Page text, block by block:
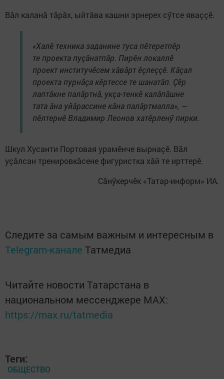
Вӑл каланӑ тӑрӑх, ыйтӑва кашни эрнерех сӳтсе яваççӗ.
«Халӗ техника заданине туса пӗтеретпӗр
те проекта пуçăнатпăр. Пирӗн локаллӗ
проект институчӗсем хӑвӑрт ӗçлеççӗ. Кӑçал
проекта пурнӑçа кӗртессе те шанатӑп. Çӗр
лаптӑкне палӑртнӑ, укçа-тенкӗ калăпăшне
тата ăна уйăрассине кăна палăртмалла», —
пĕлтернĕ Владимир Леонов хатӗрленӳ пирки.
Шкул Хусанти Портовая урамӗнче вырнаçӗ. Вăл
уçăлсан тренировкăсене фигуристка хӑй те ирттерĕ.
Сăнӳкерчӗк «Татар-информ» ИА.
Следите за самым важным и интересным в
Telegram-канале Татмедиа
Читайте новости Татарстана в
национальном мессенджере MАХ:
https://max.ru/tatmedia
Теги:
ОБЩЕСТВО